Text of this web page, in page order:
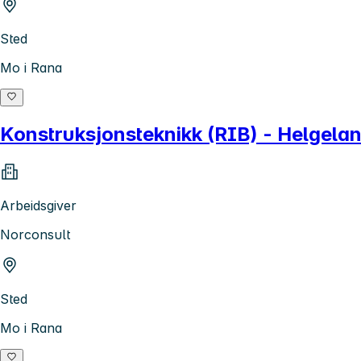
Sted
Mo i Rana
Konstruksjonsteknikk (RIB) -
Arbeidsgiver
Norconsult
Sted
Mo i Rana